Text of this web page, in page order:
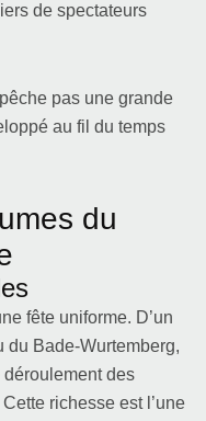
de spectateurs
pas une grande
au fil du temps
du
fête uniforme. D’un
du Bade-Wurtemberg,
déroulement des
richesse est l’une